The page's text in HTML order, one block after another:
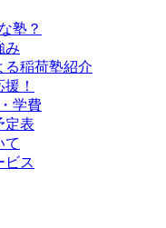
塾？
み
る稲荷塾紹介
！
学費
定表
て
ビス